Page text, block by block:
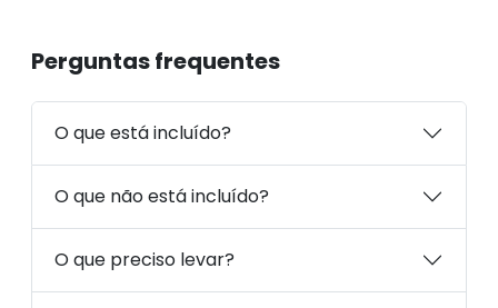
Perguntas frequentes
O que está incluído?
O que não está incluído?
O que preciso levar?